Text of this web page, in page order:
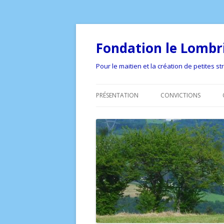
Fondation le
Pour le maitien et la création de petites
PRÉSENTATION CONVICTIONS